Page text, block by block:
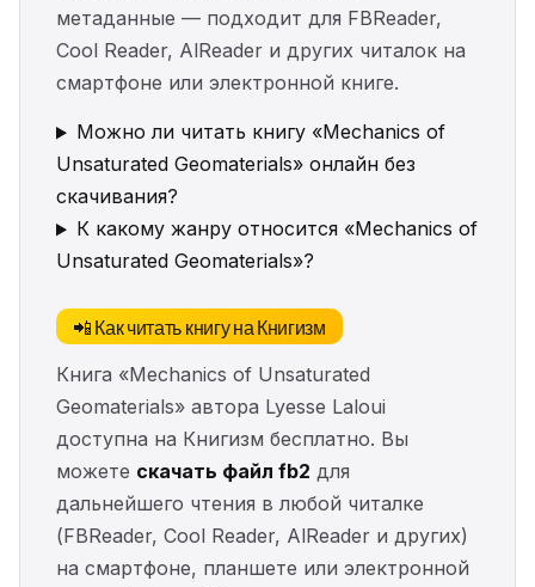
метаданные — подходит для FBReader,
Cool Reader, AlReader и других читалок на
смартфоне или электронной книге.
Можно ли читать книгу «Mechanics of
Unsaturated Geomaterials» онлайн без
скачивания?
К какому жанру относится «Mechanics of
Unsaturated Geomaterials»?
📲 Как читать книгу на Книгизм
Книга «Mechanics of Unsaturated
Geomaterials» автора Lyesse Laloui
доступна на Книгизм бесплатно. Вы
можете скачать файл fb2 для
дальнейшего чтения в любой читалке
(FBReader, Cool Reader, AlReader и других)
на смартфоне, планшете или электронной